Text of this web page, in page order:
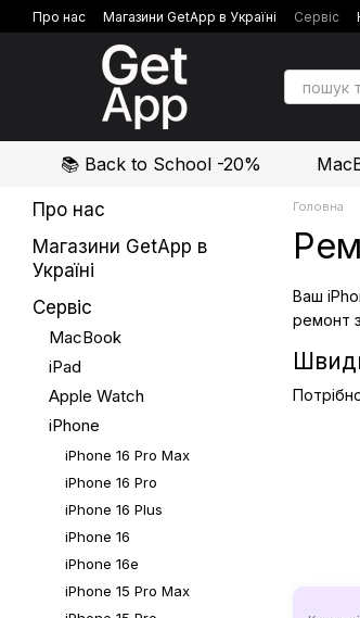
Перейти до основного контенту
Про нас Магазини GetApp в Україні Сервіс
Політика конфіденційності
Відгуки про
📚 Back to School -20%
Головна
Ваш
ремонт
Про нас
Магазини GetApp в
Україні
Сервіс
MacBook
iPad
Apple Watch
iPhone
iPhone 16 Pro Max
iPhone 16 Pro
iPhone 16 Plus
iPhone 16
iPhone 16e
iPhone 15 Pro Max